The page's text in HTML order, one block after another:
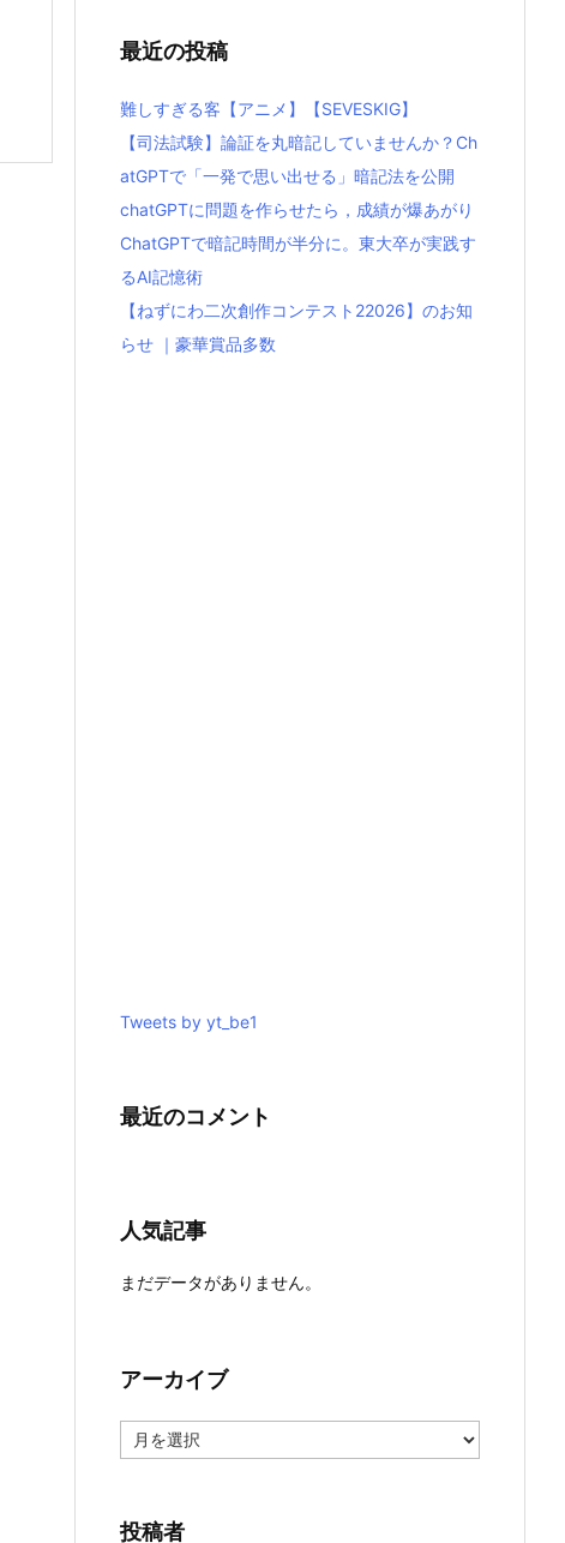
最近の投稿
難しすぎる客【アニメ】【SEVESKIG】
【司法試験】論証を丸暗記していませんか？Ch
atGPTで「一発で思い出せる」暗記法を公開
chatGPTに問題を作らせたら，成績が爆あがり
ChatGPTで暗記時間が半分に。東大卒が実践す
るAI記憶術
【ねずにわ二次創作コンテスト22026】のお知
らせ ｜豪華賞品多数
Tweets by yt_be1
最近のコメント
人気記事
まだデータがありません。
アーカイブ
ー
ブ
投稿者